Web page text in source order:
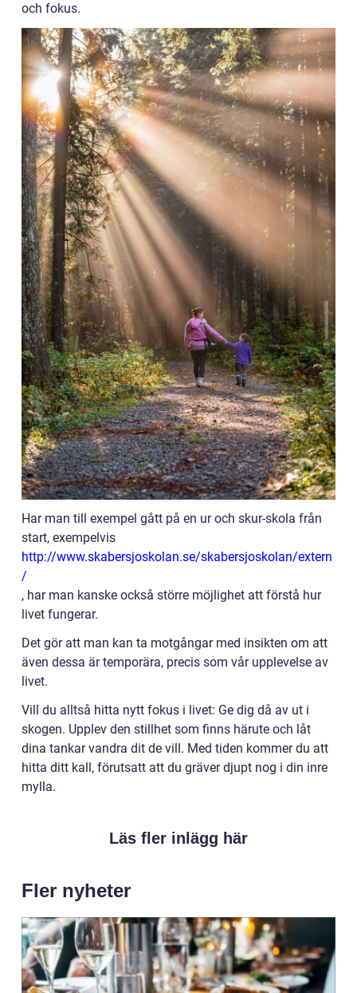
och fokus.
Har man till exempel gått på en ur och skur-skola från
start, exempelvis
http://www.skabersjoskolan.se/skabersjoskolan/extern
/
, har man kanske också större möjlighet att förstå hur
livet fungerar.
Det gör att man kan ta motgångar med insikten om att
även dessa är temporära, precis som vår upplevelse av
livet.
Vill du alltså hitta nytt fokus i livet: Ge dig då av ut i
skogen. Upplev den stillhet som finns härute och låt
dina tankar vandra dit de vill. Med tiden kommer du att
hitta ditt kall, förutsatt att du gräver djupt nog i din inre
mylla.
Läs fler inlägg här
Fler nyheter